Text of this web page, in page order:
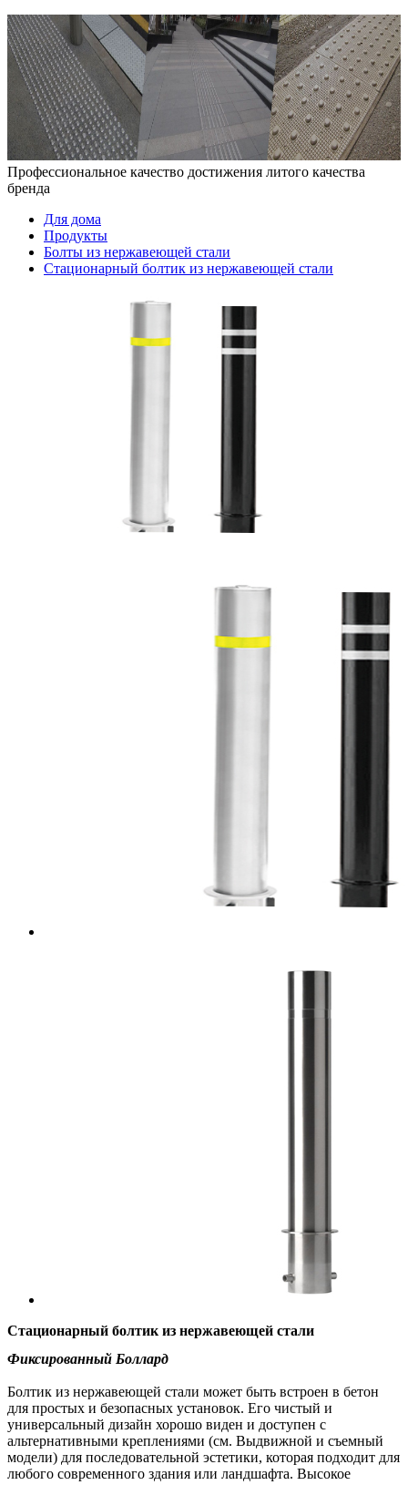
Профессиональное качество достижения литого качества
бренда
Для дома
Продукты
Болты из нержавеющей стали
Стационарный болтик из нержавеющей стали
Стационарный болтик из нержавеющей стали
Фиксированный Боллард
Болтик из нержавеющей стали может быть встроен в бетон
для простых и безопасных установок. Его чистый и
универсальный дизайн хорошо виден и доступен с
альтернативными креплениями (см. Выдвижной и съемный
модели) для последовательной эстетики, которая подходит для
любого современного здания или ландшафта. Высокое